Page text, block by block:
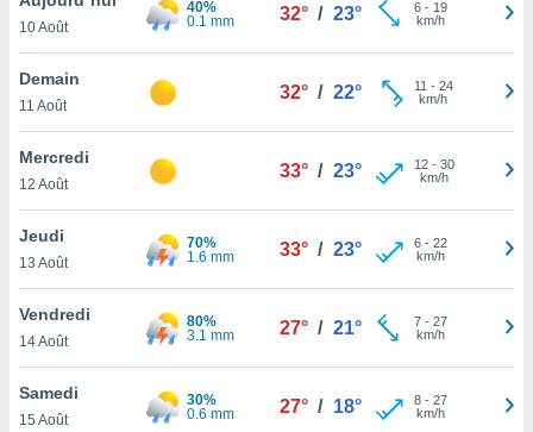
et
»,
au
vous
qu'ils
ou
le
ainsi
un
10 Août
40%
0.1 mm
32° / 23° 6- 19
km/h
Demain
11 Août
32° / 22° 11 - 24
km/h
Mercredi
12 Août
33° / 23° 12- 30
km/h
Jeudi
13 Août
70%
1.6 mm
33° / 23° 6- 22
km/h
Vendredi
14 Août
80%
3.1 mm
27° / 21° 7- 27
km/h
Samedi
15 Août
30%
0.6 mm
27° / 18° 8- 27
km/h